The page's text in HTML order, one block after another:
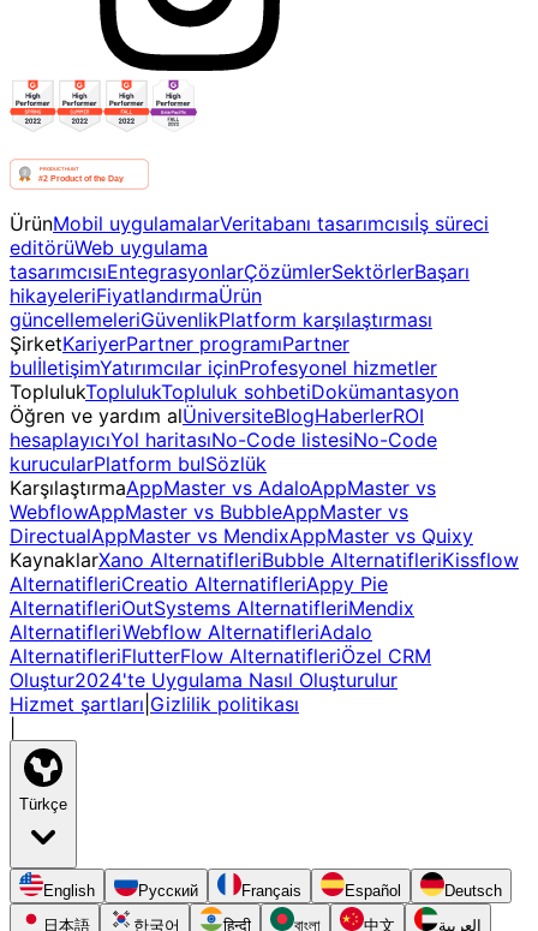
ÜrünMobil uygulamalarVeritabanı tasarımcısıİş süreci
editörüWeb uygulama
tasarımcısıEntegrasyonlarÇözümlerSektörlerBaşarı
hikayeleriFiyatlandırmaÜrün
güncellemeleriGüvenlikPlatform karşılaştırması
ŞirketKariyerPartner programıPartner
bulİletişimYatırımcılar içinProfesyonel hizmetler
ToplulukToplulukTopluluk sohbetiDokümantasyon
Öğren ve yardım alÜniversiteBlogHaberlerROI
hesaplayıcıYol haritasıNo-Code listesiNo-Code
kurucularPlatform bulSözlük
KarşılaştırmaAppMaster vs AdaloAppMaster vs
WebflowAppMaster vs BubbleAppMaster vs
DirectualAppMaster vs MendixAppMaster vs Quixy
KaynaklarXano AlternatifleriBubble AlternatifleriKissflow
AlternatifleriCreatio AlternatifleriAppy Pie
AlternatifleriOutSystems AlternatifleriMendix
AlternatifleriWebflow AlternatifleriAdalo
AlternatifleriFlutterFlow AlternatifleriÖzel CRM
Oluştur2024'te Uygulama Nasıl Oluşturulur
Hizmet şartları Gizlilik politikası
Türkçe
English Русский Français Español
Deutsch
日本語
한국어 हिन्दी বাংলা 中文 العربية